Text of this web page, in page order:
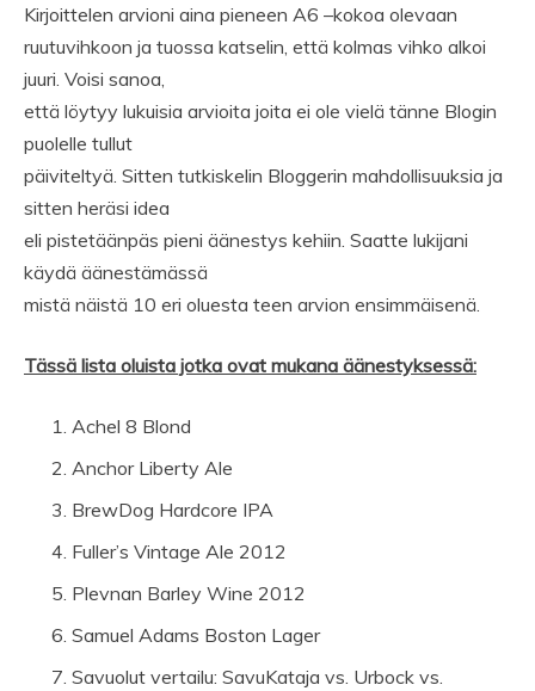
Kirjoittelen arvioni aina pieneen A6 –kokoa olevaan
ruutuvihkoon ja tuossa katselin, että kolmas vihko alkoi
juuri. Voisi sanoa,
että löytyy lukuisia arvioita joita ei ole vielä tänne Blogin
puolelle tullut
päiviteltyä. Sitten tutkiskelin Bloggerin mahdollisuuksia ja
sitten heräsi idea
eli pistetäänpäs pieni äänestys kehiin. Saatte lukijani
käydä äänestämässä
mistä näistä 10 eri oluesta teen arvion ensimmäisenä.
Tässä lista oluista jotka ovat mukana äänestyksessä:
Achel 8 Blond
Anchor Liberty Ale
BrewDog Hardcore IPA
Fuller’s Vintage Ale 2012
Plevnan Barley Wine 2012
Samuel Adams Boston Lager
Savuolut vertailu: SavuKataja vs. Urbock vs.